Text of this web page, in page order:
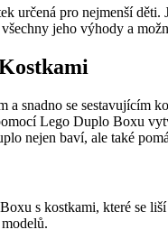
určená pro nejmenší
jeho výhody a
a snadno se sestavujícím
Lego Duplo Boxu
nejen baví, ale také
s kostkami, které se